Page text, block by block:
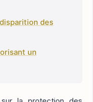
des
un